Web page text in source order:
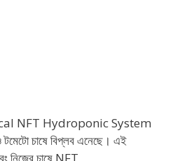
NFT Hydroponic System
চাষে বিপ্লব এনেছে। এই
নিজের চাষে NFT